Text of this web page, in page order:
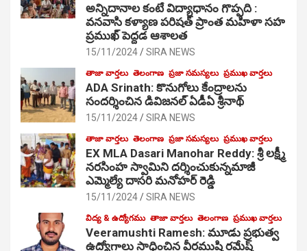
అన్నిదానాల కంటే విద్యాధానం గొప్పది :
వనవాసి కళ్యాణ పరిషత్ ప్రాంత మహిళా సహ
ప్రముఖ్ పెద్దడ ఆశాలత
15/11/2024 SIRA NEWS
తాజా వార్తలు తెలంగాణ ప్రజా సమస్యలు ప్రముఖ వార్తలు
ADA Srinath: కొనుగోలు కేంద్రాల‌ను
సంద‌ర్శించిన డివిజనల్ ఏడీఏ శ్రీనాథ్
15/11/2024 SIRA NEWS
తాజా వార్తలు తెలంగాణ ప్రజా సమస్యలు ప్రముఖ వార్తలు
EX MLA Dasari Manohar Reddy: శ్రీ లక్ష్మీ
నరసింహ స్వామిని దర్శించుకున్నమాజీ
ఎమ్మెల్యే దాసరి మనోహర్ రెడ్డి
15/11/2024 SIRA NEWS
విద్య & ఉద్యోగము తాజా వార్తలు తెలంగాణ ప్రముఖ వార్తలు
Veeramushti Ramesh: మూడు ప్రభుత్వ
ఉద్యోగాలు సాధించిన వీరముష్టి రమేష్